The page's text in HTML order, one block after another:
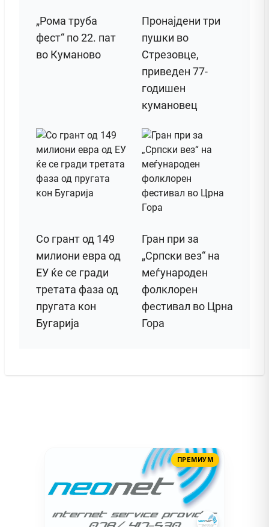
„Рома труба
фест“ по 22. пат
во Куманово
Пронајдени три
пушки во
Стрезовце,
приведен 77-
годишен
кумановец
Со грант од 149
милиони евра од
ЕУ ќе се гради
третата фаза од
пругата кон
Бугарија
Гран при за
„Српски вез“ на
меѓународен
фолклорен
фестивал во Црна
Гора
ПРЕМИУМ